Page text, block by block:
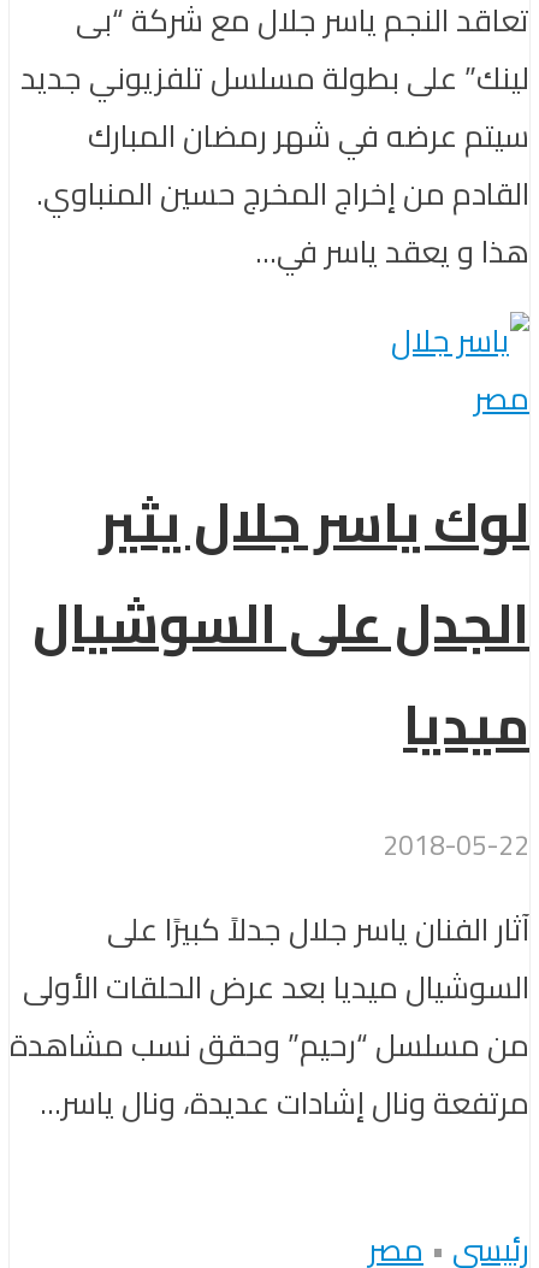
تعاقد النجم ياسر جلال مع شركة “بى
لينك” على بطولة مسلسل تلفزيوني جديد
سيتم عرضه في شهر رمضان المبارك
القادم من إخراج المخرج حسين المنباوي.
هذا و يعقد ياسر في...
مصر
لوك ياسر جلال يثير
الجدل على السوشيال
ميديا
2018-05-22
آثار الفنان ياسر جلال جدلاً كبيرًا على
السوشيال ميديا بعد عرض الحلقات الأولى
من مسلسل “رحيم” وحقق نسب مشاهدة
مرتفعة ونال إشادات عديدة، ونال ياسر...
رئيسى •مصر